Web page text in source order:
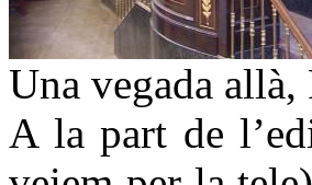
Una vegada
A la part de